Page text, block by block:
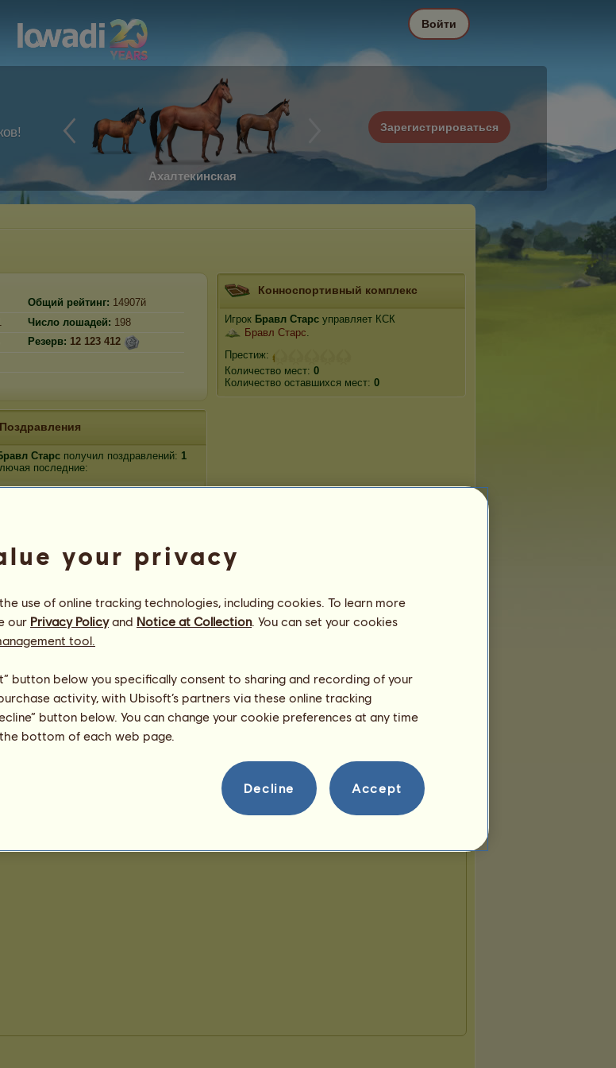
Ахалтекинская
Зарегистрироваться
Войти
Общий рейтинг: 14907й
Число лошадей: 198
Резерв: 12 123 412
Поздравления
Старс получил поздравлений: 1
последние:
203 дня назад
1029 дней назад
Конноспортивный комплекс
Игрок Бравл Старс управляет КСК
Бравл Старс.
Престиж:
Количество мест: 0
Количество оставшихся мест: 0
your privacy
use of online tracking technologies, including cookies. To learn more
our Privacy Policyand Notice at Collection. You can set your cookies
tool.
button below you specifically consent to sharing and recording of your
activity, with Ubisoft’s partners via these online tracking
button below. You can change your cookie preferences at any time
bottom of each web page.
Decline Accept